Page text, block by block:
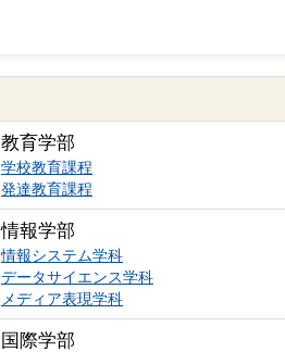
教育学部
学校教育課程
発達教育課程
情報学部
情報システム学科
データサイエンス学科
メディア表現学科
国際学部